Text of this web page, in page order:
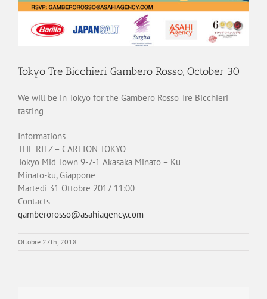
Tokyo Tre Bicchieri Gambero Rosso, October 30
We will be in Tokyo for the Gambero Rosso Tre Bicchieri
tasting
Informations
THE RITZ – CARLTON TOKYO
Tokyo Mid Town 9-7-1 Akasaka Minato – Ku
Minato-ku, Giappone
Martedì 31 Ottobre 2017 11:00
Contacts
gamberorosso@asahiagency.com
Ottobre 27th, 2018